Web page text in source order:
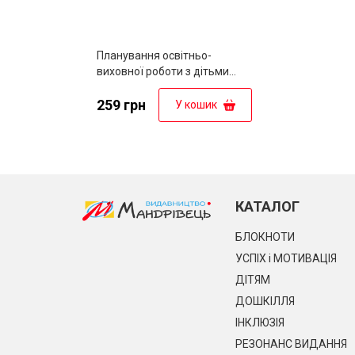
Планування освітньо-
виховної роботи з дітьми
середнього дошкільного віку
за програмою "Українське
259 грн У кошик
КАТАЛОГ
БЛОКНОТИ
УСПІХ і МОТИВАЦІЯ
ДІТЯМ
ДОШКІЛЛЯ
ІНКЛЮЗІЯ
РЕЗОНАНС ВИДАННЯ